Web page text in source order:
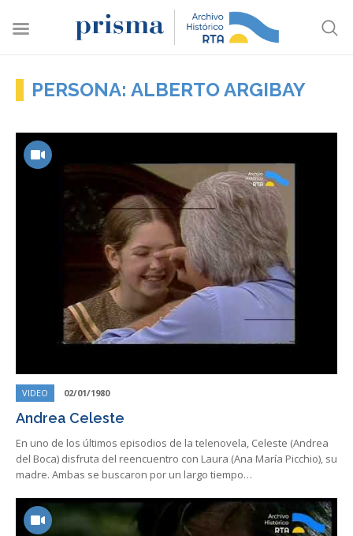
PERSONA: ALBERTO ARGIBAY
VIDEO 02/01/1980
Andrea Celeste
En uno de los últimos episodios de la telenovela, Celeste (Andrea
del Boca) disfruta del reencuentro con Laura (Ana María Picchio), su
madre. Ambas se buscaron por un largo tiempo…